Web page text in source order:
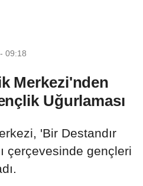
09:18
Merkezi'nden
Uğurlaması
'Bir Destandır
çerçevesinde gençleri